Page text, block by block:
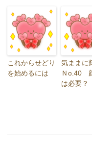
これからせどり
を始めるには
気ままに
Ｎo.40
は必要？